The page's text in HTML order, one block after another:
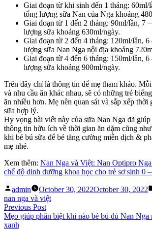
Giai đoạn từ khi sinh đến 1 tháng: 60ml/
tổng lượng sữa Nan của Nga khoảng
Giai đoạn từ 1 đến 2 tháng: 90ml/lần, 7
lượng sữa khoảng 630ml/ngày.
Giai đoạn từ 2 đến 4 tháng: 120ml/lần, 6
lượng sữa Nan Nga nội địa khoảng
Giai đoạn từ 4 đến 6 tháng: 150ml/lần, 6
lượng sữa khoảng 900ml/ngày.
Trên đây chỉ là thông tin để mẹ tham khảo.
và nhu cầu ăn khác nhau, sẽ có những trẻ
ăn nhiều hơn. Mẹ nên quan sát và sắp xếp thời
sữa hợp lý.
Hy vọng bài viết này của sữa Nan Nga đã giúp
thông tin hữu ích về thời gian ăn dặm cũng
khi bé bú sữa để bé tăng cường miễn dịch &
mẹ nhé.
Xem thêm: Nan Nga và Việt: Nan Optipro
chế độ dinh dưỡng khoa học cho trẻ sơ sinh 0
Posted
by
admin October 30, 2022October 30, 2022
nan nga và việt
Post
navigation
Previous PostPrevious
post:
Mẹo giúp phân biệt khi nào bé bú đủ Nan Nga
xanh